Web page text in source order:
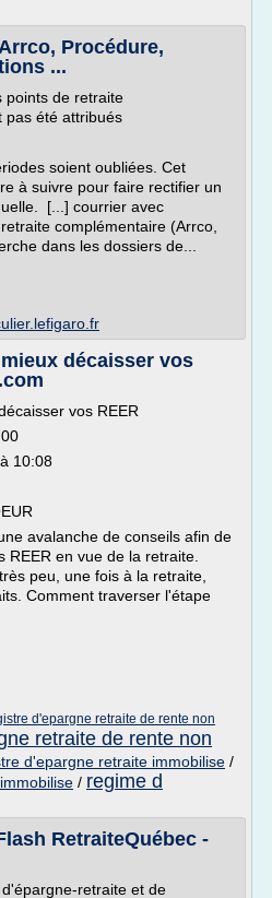
Procédure,
...
points de retraite
pas été attribués
soient oubliées. Cet
à suivre pour faire rectifier un
[...] courrier avec
complémentaire (Arrco,
dans les dossiers de...
décaisser vos
vos REER
10:08
avalanche de conseils afin de
REER en vue de la retraite.
peu, une fois à la retraite,
Comment traverser l'étape
d'epargne retraite de rente non
retraite de rente non
d'epargne retraite immobilise /
/ regime d
RetraiteQuébec -
retraite et de